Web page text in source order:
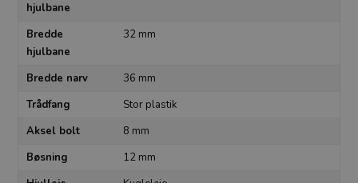
hjulbane
Bredde
hjulbane
32 mm
Bredde narv
36 mm
Trådfang
Stor plastik
Aksel bolt
8 mm
Bøsning
12 mm